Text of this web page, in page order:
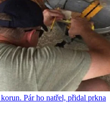
Pár ho natřel, přidal prkna